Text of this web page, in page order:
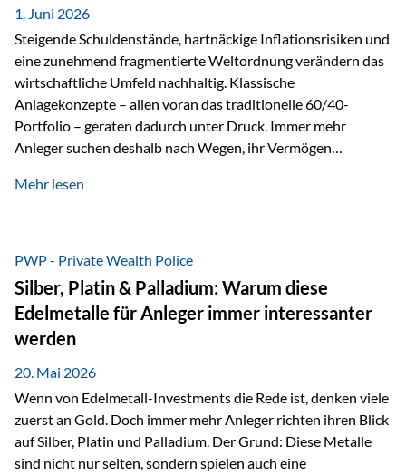
beeinflussen auch die liechtensteinische Wirtschaft.
Dennoch sieht…
1. Juni 2026
Steigende Schuldenstände, hartnäckige Inflationsrisiken und
eine zunehmend fragmentierte Weltordnung verändern das
wirtschaftliche Umfeld nachhaltig. Klassische
Anlagekonzepte – allen voran das traditionelle 60/40-
Portfolio – geraten dadurch unter Druck. Immer mehr
Anleger suchen deshalb nach Wegen, ihr Vermögen
Unsicherheit abzusichern. Genau hier rücken reale und
monetäre Rolle zurück Gold erlebt derzeit eine
bemerkenswerte Renaissance als monetärer Wertspeicher.
Treiber sind Rekordkäufe der Zentralbanken, geopolitische
Spannungen und ein schleichender Vertrauensverlust in
ungedeckte Papierwährungen. Wie groß dieser
Vertrauensverlust ausfällt, zeigt ein nüchterner
Mehr lesen
PWP - Private Wealth Police
Silber, Platin & Palladium: Warum diese
Edelmetalle für Anleger immer interessanter
werden
20. Mai 2026
Wenn von Edelmetall-Investments die Rede ist, denken viele
zuerst an Gold. Doch immer mehr Anleger richten ihren Blick
auf Silber, Platin und Palladium. Der Grund: Diese Metalle
sind nicht nur selten, sondern spielen auch eine